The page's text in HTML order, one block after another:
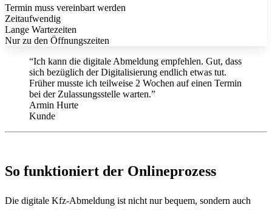
Termin muss vereinbart werden
Zeitaufwendig
Lange Wartezeiten
Nur zu den Öffnungszeiten
“Ich kann die digitale Abmeldung empfehlen. Gut, dass
sich bezüglich der Digitalisierung endlich etwas tut.
Früher musste ich teilweise 2 Wochen auf einen Termin
bei der Zulassungsstelle warten.”
Armin Hurte
Kunde
So funktioniert der Onlineprozess
Die digitale Kfz-Abmeldung ist nicht nur bequem, sondern auch